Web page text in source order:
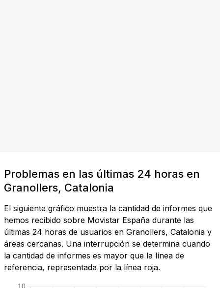
Problemas en las últimas 24 horas en
Granollers, Catalonia
El siguiente gráfico muestra la cantidad de informes que
hemos recibido sobre Movistar España durante las
últimas 24 horas de usuarios en Granollers, Catalonia y
áreas cercanas. Una interrupción se determina cuando
la cantidad de informes es mayor que la línea de
referencia, representada por la línea roja.